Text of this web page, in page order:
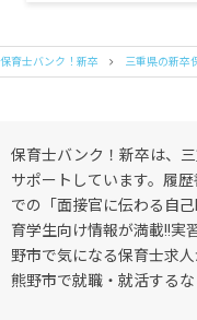
保育士バンク！新卒 三重県の新卒
保育士バンク！新卒は、
サポートしています。履
での「面接官に伝わる自
育学生向け情報が満載!!実
野市で気になる保育士求
熊野市で就職・就活する